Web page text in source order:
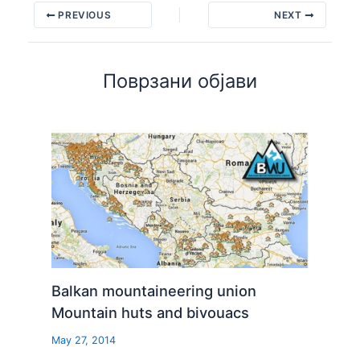
PREVIOUS NEXT
Поврзани објави
Balkan mountaineering union
Mountain huts and bivouacs
May 27, 2014